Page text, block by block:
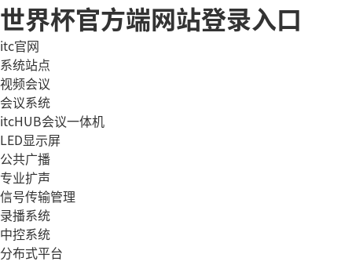
世界杯官方端网站登录入口
itc官网
系统站点
视频会议
会议系统
itcHUB会议一体机
LED显示屏
公共广播
专业扩声
信号传输管理
录播系统
中控系统
分布式平台